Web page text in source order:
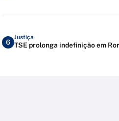
6
Justiça
TSE prolonga indefinição em